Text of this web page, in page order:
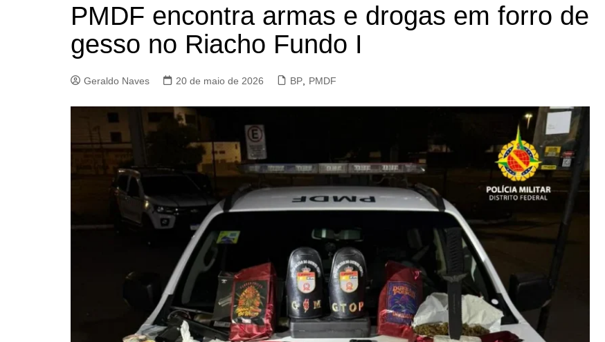
PMDF encontra armas e drogas em forro de
gesso no Riacho Fundo I
Geraldo Naves 20 de maio de 2026 BP PMDF